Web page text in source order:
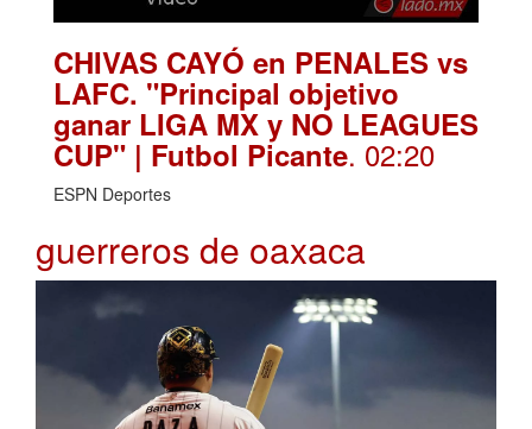
CHIVAS CAYÓ en PENALES vs
LAFC. "Principal objetivo
ganar LIGA MX y NO LEAGUES
CUP" | Futbol Picante. 02:20
ESPN Deportes
guerreros de oaxaca